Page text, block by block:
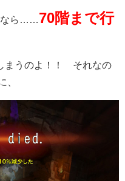
なら……70階まで行
まうのよ！！ それなの
、